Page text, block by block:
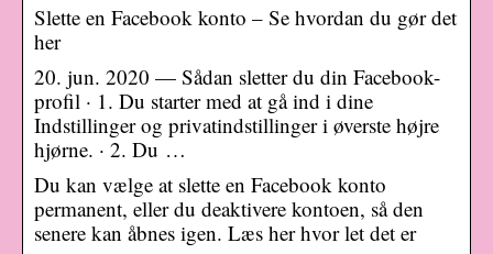
Slette en Facebook konto – Se hvordan du gør det
her
20. jun. 2020 — Sådan sletter du din Facebook-
profil · 1. Du starter med at gå ind i dine
Indstillinger og privatindstillinger i øverste højre
hjørne. · 2. Du …
Du kan vælge at slette en Facebook konto
permanent, eller du deaktivere kontoen, så den
senere kan åbnes igen. Læs her hvor let det er